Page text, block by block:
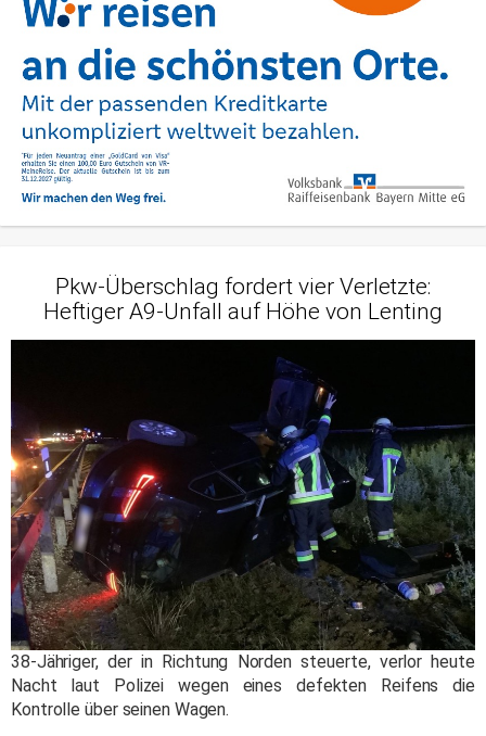
Pkw-Überschlag fordert vier Verletzte:
Heftiger A9-Unfall auf Höhe von Lenting
38-Jähriger, der in Richtung Norden steuerte, verlor heute
Nacht laut Polizei wegen eines defekten Reifens die
Kontrolle über seinen Wagen.